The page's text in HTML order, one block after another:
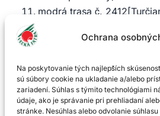
Ochrana
Na poskytovanie tých najlepších
sú súbory cookie na ukladanie a/alebo
zariadení. Súhlas s týmito technológiami
údaje, ako je správanie pri prehliadaní
stránke. Nesúhlas alebo odvolanie
modrá trasa č.
– Krpeľany]
dolina (po koniec
modrá trasa č. 2422
Rakša – dolina Mača po